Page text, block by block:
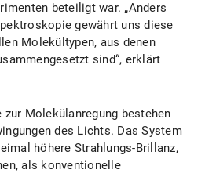
beteiligt war. „Anders
gewährt uns diese
Molekültypen, aus denen
sind“, erklärt
zur Molekülanregung bestehen
des Lichts. Das System
höhere Strahlungs-Brillanz,
als konventionelle